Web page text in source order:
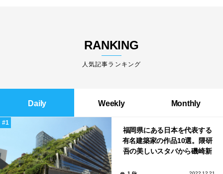
RANKING
人気記事ランキング
Daily Weekly Monthly
福岡県にある日本を代表する
有名建築家の作品10選。隈研
吾の美しいスタバから磯崎新